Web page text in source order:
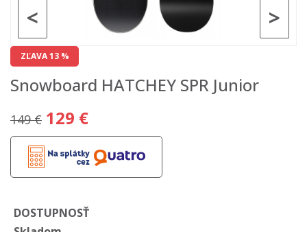
>
<
ZĽAVA 13 %
Snowboard HATCHEY SPR Junior
149 € 129 €
DOSTUPNOSŤ